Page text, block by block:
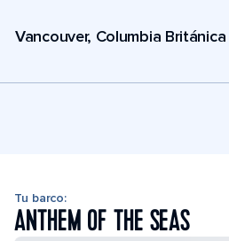
Vancouver, Columbia Británica
Tu barco:
ANTHEM OF THE SEAS